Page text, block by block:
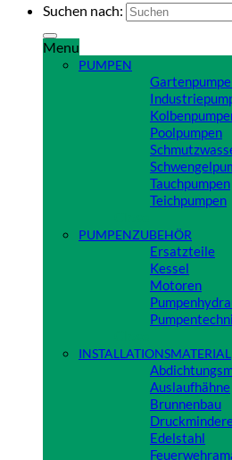
Suchen nach:
Menu
PUMPEN
Poolpumpen
Tauchpumpen
Teichpumpen
PUMPENZUBEHÖR
Ersatzteile
Kessel
Motoren
INSTALLATIONSMATERIAL
Auslaufhähne
Brunnenbau
Edelstahl